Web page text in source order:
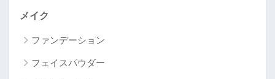
メイク
ファンデーション
フェイスパウダー